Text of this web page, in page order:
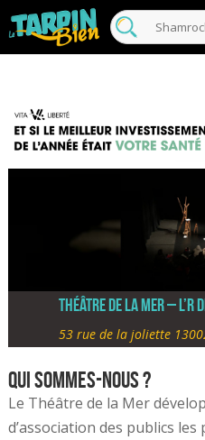
Théâtre de la Mer – L’R
53 rue de la joliette
Qui sommes-nous ?
Le Théâtre de la Mer
d’association des publics